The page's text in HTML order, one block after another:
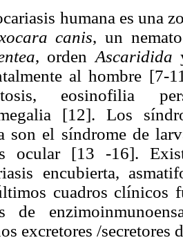
humana es una
canis, un
, orden Ascaridida
al hombre [7-
eosinofilia
[12]. Los
son el síndrome de
ocular [13 -16].
encubierta,
cuadros clínicos
de
excretores /secretores